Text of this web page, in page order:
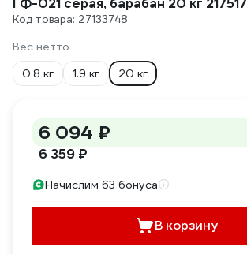
ГФ-021 серая, барабан 20 кг 217517
Код товара: 27133748
Вес нетто
0.8 кг
1.9 кг 20 кг
6 094 ₽
6 359 ₽
Начислим 63 бонуса
В корзину